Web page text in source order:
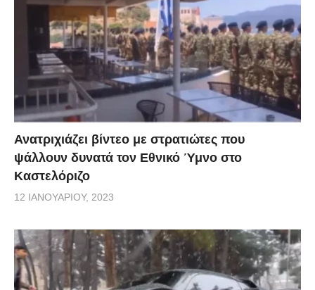
Ανατριχιάζει βίντεο με στρατιώτες που
ψάλλουν δυνατά τον Εθνικό Ύμνο στο
Καστελόριζο
12 ΙΑΝΟΥΑΡΊΟΥ, 2023